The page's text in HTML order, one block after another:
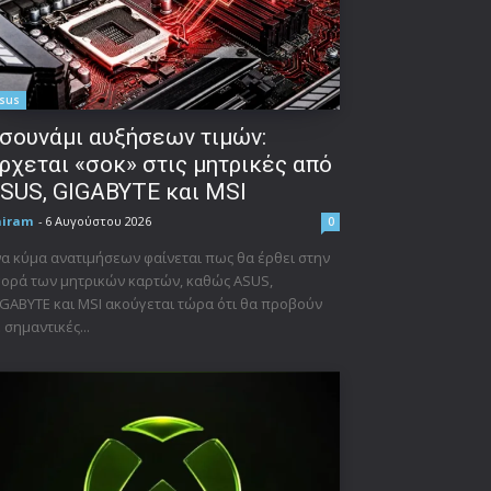
αυξήσεων τιμών:
«σοκ» στις μητρικές από
GIGABYTE και MSI
- 6 Αυγούστου 2026 0
κύμα ανατιμήσεων φαίνεται πως θα έρθει στην
των μητρικών καρτών, καθώς ASUS,
και MSI ακούγεται τώρα ότι θα προβούν